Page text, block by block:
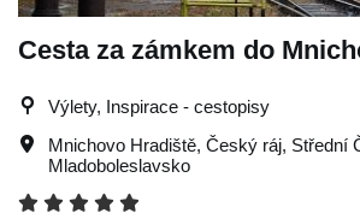
Cesta za zámkem do
Výlety, Inspirace - cestopisy
Mnichovo Hradiště, Český ráj, Střední
Mladoboleslavsko